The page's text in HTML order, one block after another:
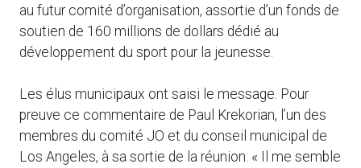
au futur comité d’organisation, assortie d’un fonds de
soutien de 160 millions de dollars dédié au
développement du sport pour la jeunesse.
Les élus municipaux ont saisi le message. Pour
preuve ce commentaire de Paul Krekorian, l’un des
membres du comité JO et du conseil municipal de
Los Angeles, à sa sortie de la réunion: « Il me semble